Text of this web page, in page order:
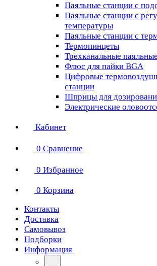
Паяльные станции с
Паяльные станции с
температуры
Паяльные станции с
Термопинцеты
Трехканальные
Флюс для пайки BGA
Цифровые
станции
Шприцы для
Электрические
Кабинет
0 Сравнение
0 Избранное
0 Корзина
Контакты
Доставка
Самовывоз
Подборки
Информация